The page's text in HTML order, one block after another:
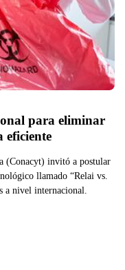
para eliminar
(Conacyt) invitó a postular
llamado “Relai vs.
a nivel internacional.